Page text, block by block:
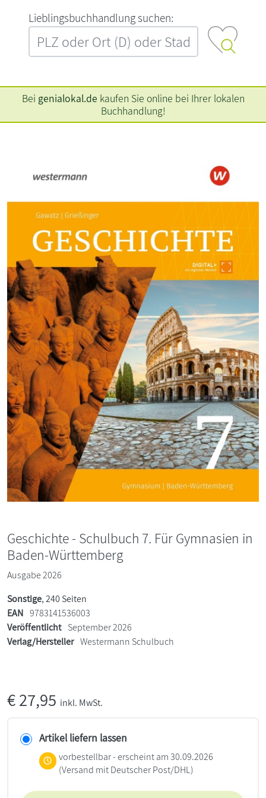
L‍i‍e‍b‍l‍i‍n‍g‍s‍b‍u‍c‍h‍h‍a‍n‍d‍l‍u‍n‍g‍ ‍s‍u‍c‍h‍e‍n‍:‍
Bei genialokal.de kaufen Sie online bei Ihrer lokalen
Buchhandlung!
Geschichte - Schulbuch 7. Für Gymnasien in
Baden-Württemberg
Ausgabe 2026
Sonstige, 240 Seiten
EAN 9783141536003
Veröffentlicht September 2026
Verlag/Hersteller Westermann Schulbuch
€27,95 inkl. MwSt.
Artikel liefern lassen
vorbestellbar - erscheint am 30.09.2026
(Versand mit Deutscher Post/DHL)